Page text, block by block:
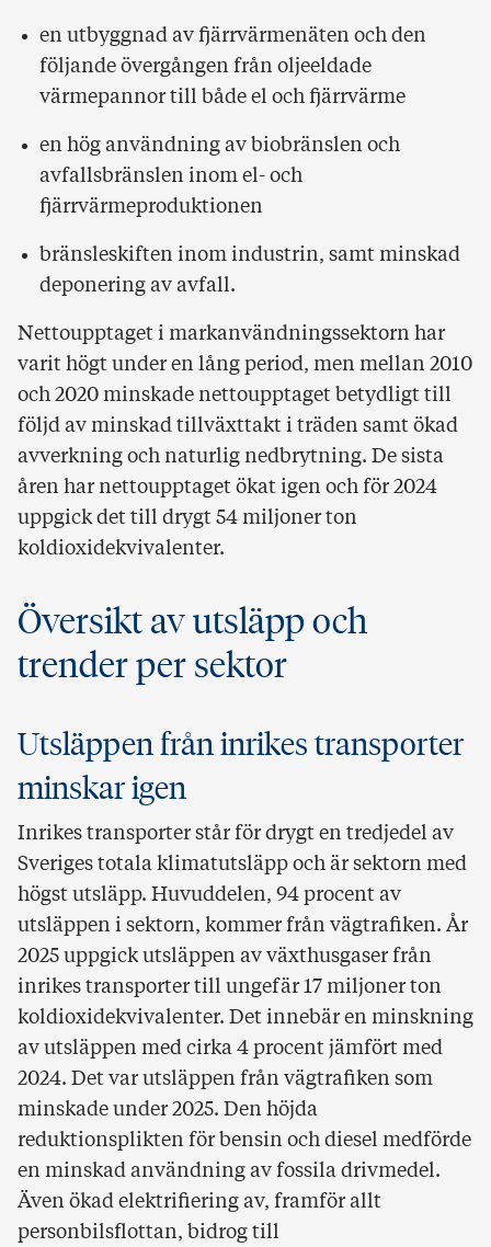
en utbyggnad av fjärrvärmenäten och den
följande övergången från oljeeldade
värmepannor till både el och fjärrvärme
en hög användning av biobränslen och
avfallsbränslen inom el- och
fjärrvärmeproduktionen
bränsleskiften inom industrin, samt minskad
deponering av avfall.
Nettoupptaget i markanvändningssektorn har
varit högt under en lång period, men mellan 2010
och 2020 minskade nettoupptaget betydligt till
följd av minskad tillväxttakt i träden samt ökad
avverkning och naturlig nedbrytning. De sista
åren har nettoupptaget ökat igen och för 2024
uppgick det till drygt 54 miljoner ton
koldioxidekvivalenter.
Översikt av utsläpp och
trender per sektor
Utsläppen från inrikes transporter
minskar igen
Inrikes transporter står för drygt en tredjedel av
Sveriges totala klimatutsläpp och är sektorn med
högst utsläpp. Huvuddelen, 94 procent av
utsläppen i sektorn, kommer från vägtrafiken. År
2025 uppgick utsläppen av växthusgaser från
inrikes transporter till ungefär 17 miljoner ton
koldioxidekvivalenter. Det innebär en minskning
av utsläppen med cirka 4 procent jämfört med
2024. Det var utsläppen från vägtrafiken som
minskade under 2025. Den höjda
reduktionsplikten för bensin och diesel medförde
en minskad användning av fossila drivmedel.
Även ökad elektrifiering av, framför allt
personbilsflottan, bidrog till